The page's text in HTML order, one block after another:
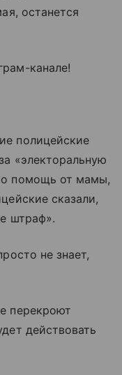
останется
канале!
полицейские
«электоральную
помощь от мамы,
сказали,
штраф».
не знает,
перекроют
действовать